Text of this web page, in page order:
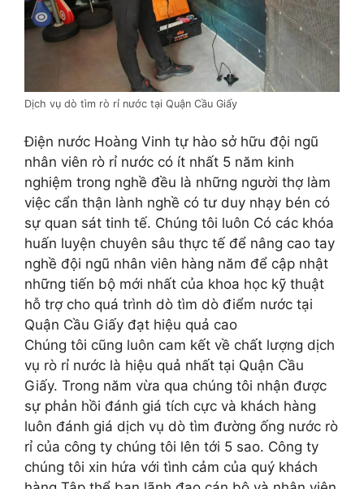
Dịch vụ dò tìm rò rỉ nước tại Quận Cầu Giấy
Điện nước Hoàng Vinh tự hào sở hữu đội ngũ
nhân viên rò rỉ nước có ít nhất 5 năm kinh
nghiệm trong nghề đều là những người thợ làm
việc cẩn thận lành nghề có tư duy nhạy bén có
sự quan sát tinh tế. Chúng tôi luôn Có các khóa
huấn luyện chuyên sâu thực tế để nâng cao tay
nghề đội ngũ nhân viên hàng năm để cập nhật
những tiến bộ mới nhất của khoa học kỹ thuật
hỗ trợ cho quá trình dò tìm dò điểm nước tại
Quận Cầu Giấy đạt hiệu quả cao
Chúng tôi cũng luôn cam kết về chất lượng dịch
vụ rò rỉ nước là hiệu quả nhất tại Quận Cầu
Giấy. Trong năm vừa qua chúng tôi nhận được
sự phản hồi đánh giá tích cực và khách hàng
luôn đánh giá dịch vụ dò tìm đường ống nước rò
rỉ của công ty chúng tôi lên tới 5 sao. Công ty
chúng tôi xin hứa với tình cảm của quý khách